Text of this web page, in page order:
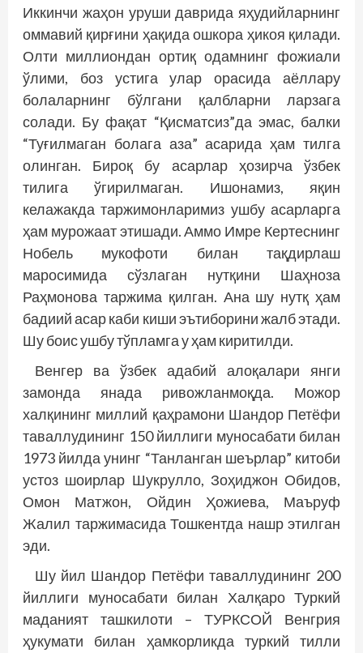
Иккинчи жаҳон уруши даврида яҳудийларнинг
оммавий қирғини ҳақида ошкора ҳикоя қилади.
Олти миллиондан ортиқ одамнинг фожиали
ўлими, боз устига улар орасида аёллару
болаларнинг бўлгани қалбларни ларзага
солади. Бу фақат “Қисматсиз”да эмас, балки
“Туғилмаган болага аза” асарида ҳам тилга
олинган. Бироқ бу асарлар ҳозирча ўзбек
тилига ўгирилмаган. Ишонамиз, яқин
келажакда таржимонларимиз ушбу асарларга
ҳам мурожаат этишади. Аммо Имре Кертеснинг
Нобель мукофоти билан тақдирлаш
маросимида сўзлаган нутқини Шаҳноза
Раҳмонова таржима қилган. Ана шу нутқ ҳам
бадиий асар каби киши эътиборини жалб этади.
Шу боис ушбу тўпламга у ҳам киритилди.
Венгер ва ўзбек адабий алоқалари янги
замонда янада ривожланмоқда. Можор
халқининг миллий қаҳрамони Шандор Петёфи
таваллудининг 150 йиллиги муносабати билан
1973 йилда унинг “Танланган шеърлар” китоби
устоз шоирлар Шукрулло, Зоҳиджон Обидов,
Омон Матжон, Ойдин Ҳожиева, Маъруф
Жалил таржимасида Тошкентда нашр этилган
эди.
Шу йил Шандор Петёфи таваллудининг 200
йиллиги муносабати билан Халқаро Туркий
маданият ташкилоти – ТУРКСОЙ Венгрия
ҳукумати билан ҳамкорликда туркий тилли